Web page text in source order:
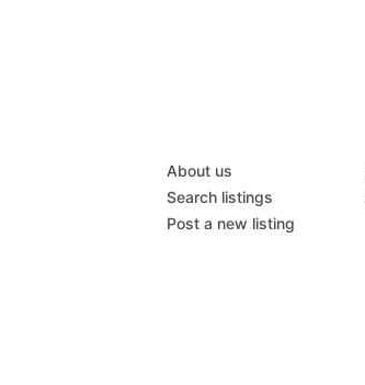
About us
Search listings
Post a new listing